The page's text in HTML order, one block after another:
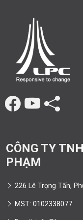
CÔNG TY
PHẠM
226 Lê Trọng Tấn,
MST: 0102338077